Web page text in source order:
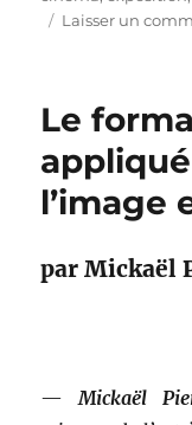
Laisser un
Le
l’image
par Mickaël
—Mickaël